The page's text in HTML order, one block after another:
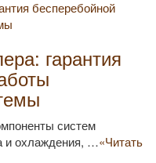
гарантия
систем
и охлаждения, …«Читать